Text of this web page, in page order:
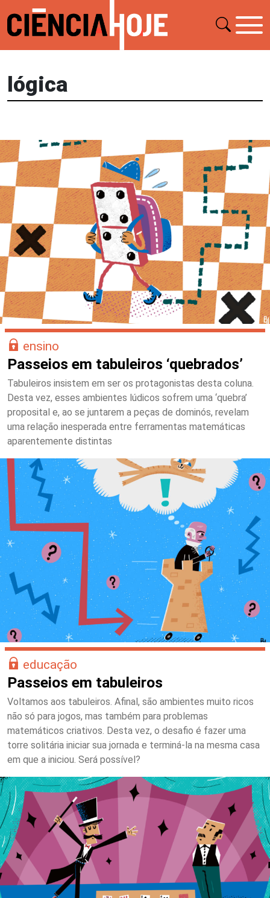
lógica
ensino
Passeios em tabuleiros ‘quebrados’
Tabuleiros insistem em ser os protagonistas desta coluna.
Desta vez, esses ambientes lúdicos sofrem uma ‘quebra’
proposital e, ao se juntarem a peças de dominós, revelam
uma relação inesperada entre ferramentas matemáticas
aparentemente distintas
educação
Passeios em tabuleiros
Voltamos aos tabuleiros. Afinal, são ambientes muito ricos
não só para jogos, mas também para problemas
matemáticos criativos. Desta vez, o desafio é fazer uma
torre solitária iniciar sua jornada e terminá-la na mesma casa
em que a iniciou. Será possível?